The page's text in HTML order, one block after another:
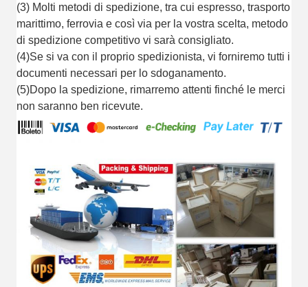
(3) Molti metodi di spedizione, tra cui espresso, trasporto
marittimo, ferrovia e così via per la vostra scelta, metodo
di spedizione competitivo vi sarà consigliato.
(4)Se si va con il proprio spedizionista, vi forniremo tutti i
documenti necessari per lo sdoganamento.
(5)Dopo la spedizione, rimarremo attenti finché le merci
non saranno ben ricevute.